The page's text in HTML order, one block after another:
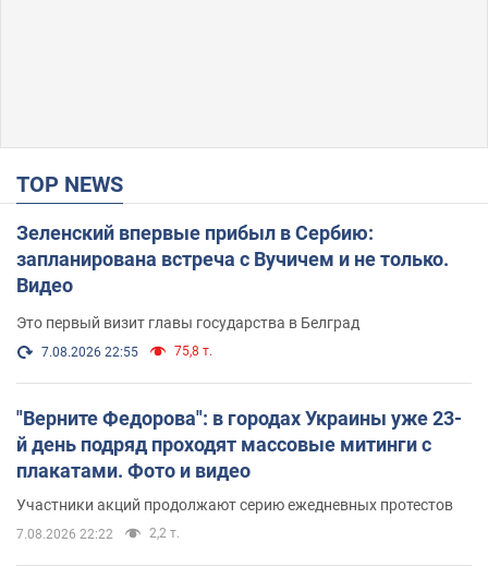
TOP NEWS
Зеленский впервые прибыл в Сербию:
запланирована встреча с Вучичем и не только.
Видео
Это первый визит главы государства в Белград
7.08.2026 22:55 75,8 т.
"Верните Федорова": в городах Украины уже 23-
й день подряд проходят массовые митинги с
плакатами. Фото и видео
Участники акций продолжают серию ежедневных протестов
7.08.2026 22:22 2,2 т.